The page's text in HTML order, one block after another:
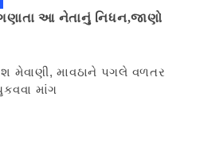
આ નેતાનું નિધન,જાણો